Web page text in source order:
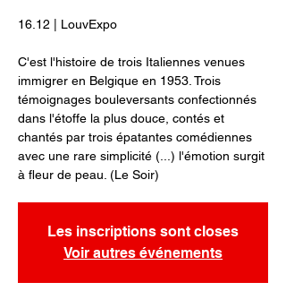
16.12 | LouvExpo
C'est l'histoire de trois Italiennes venues
immigrer en Belgique en 1953. Trois
témoignages bouleversants confectionnés
dans l'étoffe la plus douce, contés et
chantés par trois épatantes comédiennes
avec une rare simplicité (...) l'émotion surgit
Les inscriptions sont closes
Voir autres événements